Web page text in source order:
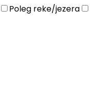
Poleg reke/jezera